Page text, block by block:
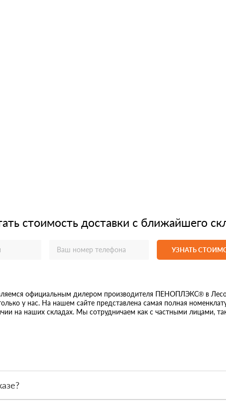
стоимость доставки с ближайшего
УЗНАТЬ
официальным дилером производителя ПЕНОПЛЭКС® в
у нас. На нашем сайте представлена самая полная
на наших складах. Мы сотрудничаем как с частными лицами,